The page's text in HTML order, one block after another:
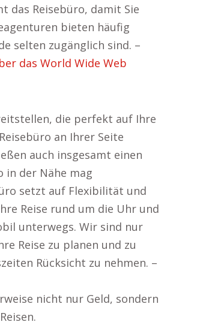
das Reisebüro, damit Sie
bieten häufig
selten zugänglich sind. –
das World Wide Web
die perfekt auf Ihre
an Ihrer Seite
auch insgesamt einen
in der Nähe mag
setzt auf Flexibilität und
Reise rund um die Uhr und
unterwegs. Wir sind nur
Reise zu planen und zu
Rücksicht zu nehmen. –
nicht nur Geld, sondern